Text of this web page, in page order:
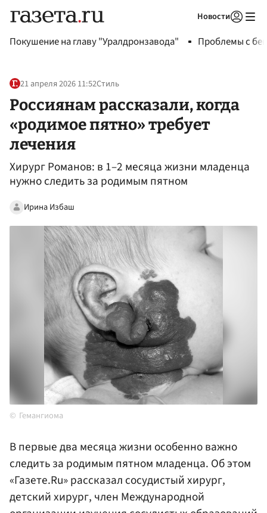
Новости
Покушение на главу "Уралдронзавода" Проблемы с
21 апреля 2026 11:52Стиль
Россиянам рассказали, когда
«родимое пятно» требует
лечения
Хирург Романов: в 1–2 месяца жизни младенца
нужно следить за родимым пятном
Ирина Избаш
Гемангиома
В первые два месяца жизни особенно важно
следить за родимым пятном младенца. Об этом
«Газете.Ru» рассказал сосудистый хирург,
детский хирург, член Международной